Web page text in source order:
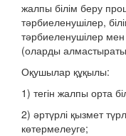
жалпы білім беру
тәрбиеленушілер,
тәрбиеленушілер
(оларды
Оқушылар құқылы:
1) тегін жалпы орта
2) әртүрлі қызмет
көтермелеуге;